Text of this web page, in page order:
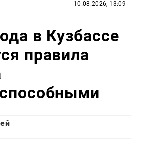
10.08.2026, 13:09
в Кузбассе
правила